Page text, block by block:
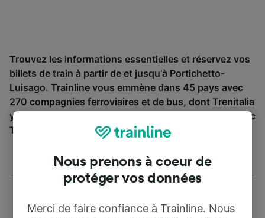
Trouvez les informations essentielles et réservez vos
billets de train à partir de et jusqu'à Portichetto-
Luisago. Trainline vous emmène dans 45 pays avec
270 compagnies ferroviaires et de bus, dont Trenitalia
y
. Découvrez jusqu’où vous pouvez voyager avec
Trainline aujourd’hui.
Nous prenons à coeur de
protéger vos données
Merci de faire confiance à Trainline. Nous